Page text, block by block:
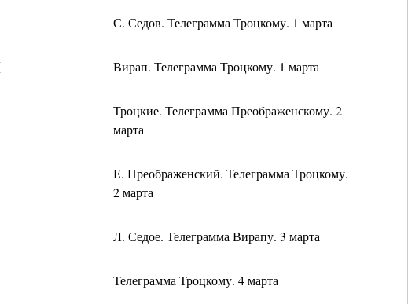
С. Седов. Телеграмма Троцкому. 1 марта
Вирап. Телеграмма Троцкому. 1 марта
Троцкие. Телеграмма Преображенскому. 2
марта
Е. Преображенский. Телеграмма Троцкому.
2 марта
Л. Седое. Телеграмма Вирапу. 3 марта
Телеграмма Троцкому. 4 марта